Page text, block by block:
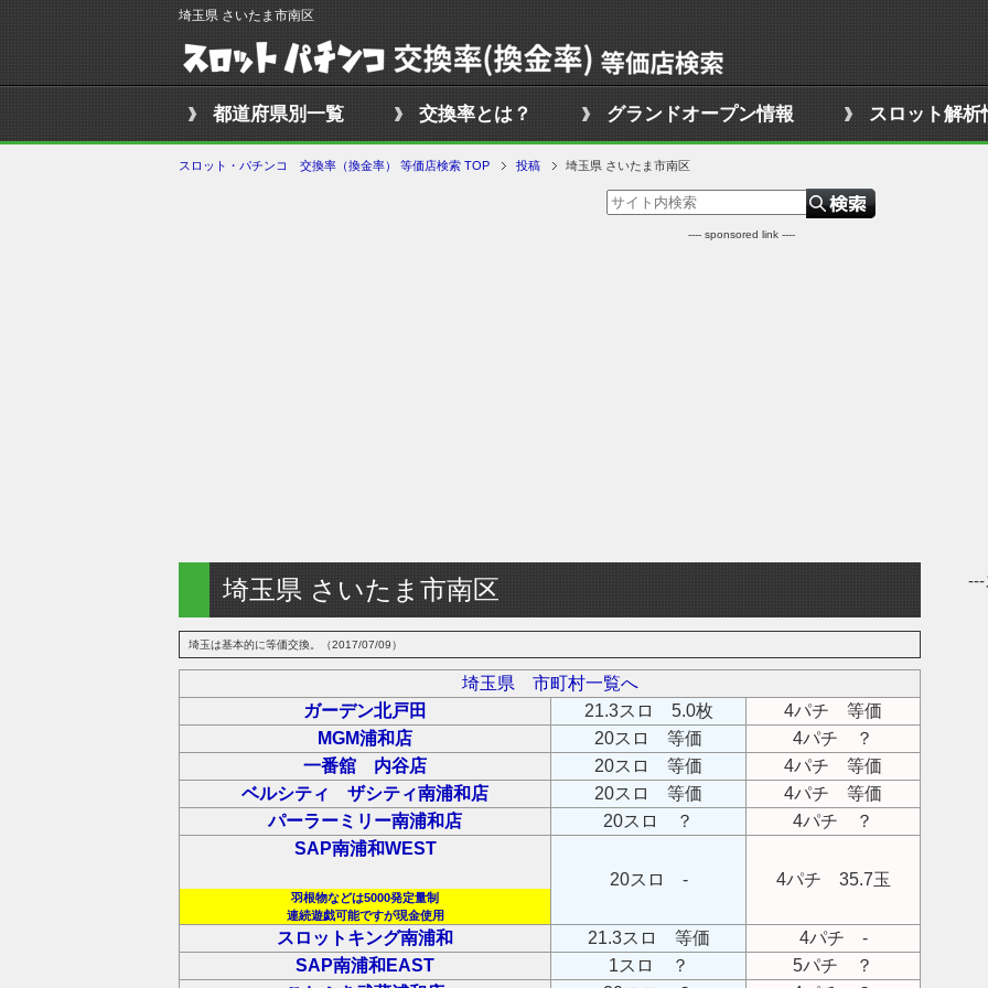
都道府県別一覧 交換率とは？ グランドオープン情報 スロット解析
スロット・パチンコ 交換率（換金率） 等価店検索 TOP 投稿 埼玉県 さいたま市南区
---- sponsored link ----
埼玉県 さいたま市南区
埼玉は基本的に等価交換。（2017/07/09）
埼玉県 市町村一覧へ
ガーデン北戸田
21.3スロ 5.0枚
4パチ 等価
MGM浦和店
20スロ 等価
4パチ ？
一番舘 内谷店
20スロ 等価
4パチ 等価
ベルシティ ザシティ南浦和店
20スロ 等価
4パチ 等価
パーラーミリー南浦和店
20スロ ？
4パチ ？
SAP南浦和WEST
羽根物などは5000発定量制
連続遊戯可能ですが現金使用
20スロ - 4パチ 35.7玉
スロットキング南浦和 21.3スロ 等価
4パチ -
SAP南浦和EAST
1スロ ？
5パチ ？
---
埼玉県 さいたま市南区